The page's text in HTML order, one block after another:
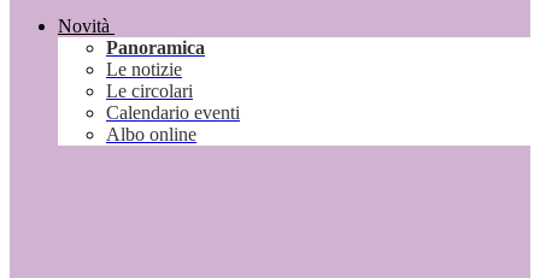
Novità
Panoramica
Le notizie
Le circolari
Calendario eventi
Albo online